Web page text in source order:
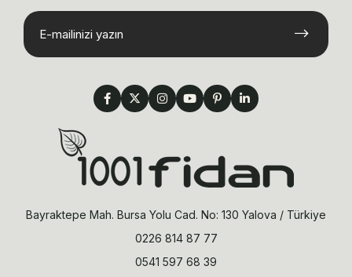
Bayraktepe Mah. Bursa Yolu Cad. No: 130 Yalova / Türkiye
0226 814 87 77
0541 597 68 39